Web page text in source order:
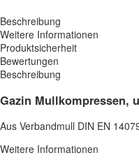
Beschreibung
Weitere Informationen
Produktsicherheit
Bewertungen
Beschreibung
Gazin Mullkompressen,
Aus Verbandmull DIN EN
Weitere Informationen